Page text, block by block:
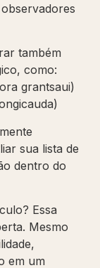
também
como:
grantsaui)
sua lista de
dentro do
Essa
Mesmo
em um